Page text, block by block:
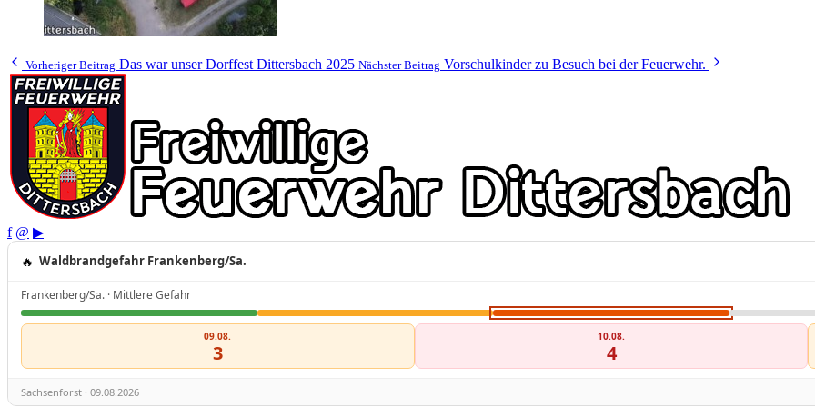
Vorheriger Beitrag Das war unser Dorffest Dittersbach 2025 Nächster Beitrag Vorschulkinder zu Besuch bei der Feuerwehr.
f @ ▶
🔥 Waldbrandgefahr Frankenberg/Sa.
Frankenberg/Sa. · Mittlere Gefahr
09.08.
3
10.08.
4
Sachsenforst · 09.08.2026